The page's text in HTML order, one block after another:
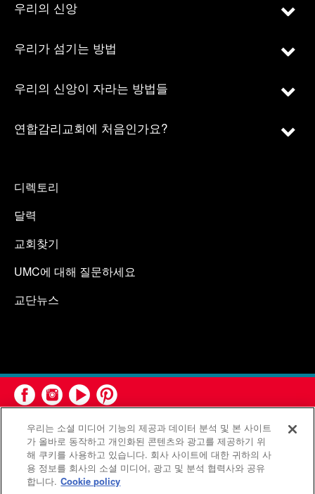
우리의 신앙
우리가 섬기는 방법
우리의 신앙이 자라는 방법들
연합감리교회에 처음인가요?
디렉토리
달력
교회찾기
UMC에 대해 질문하세요
교단뉴스
연합감리교회 공보부(United Methodist Communications)는 연
합감리교회의 기관입니다.
우리는 소셜 미디어 기능의 제공과 데이터 분석 및 본 사이트
가 올바로 동작하고 개인화된 콘텐츠와 광고를 제공하기 위
해 쿠키를 사용하고 있습니다. 회사 사이트에 대한 귀하의 사
용 정보를 회사의 소셜 미디어, 광고 및 분석 협력사와 공유
합니다. Cookie policy